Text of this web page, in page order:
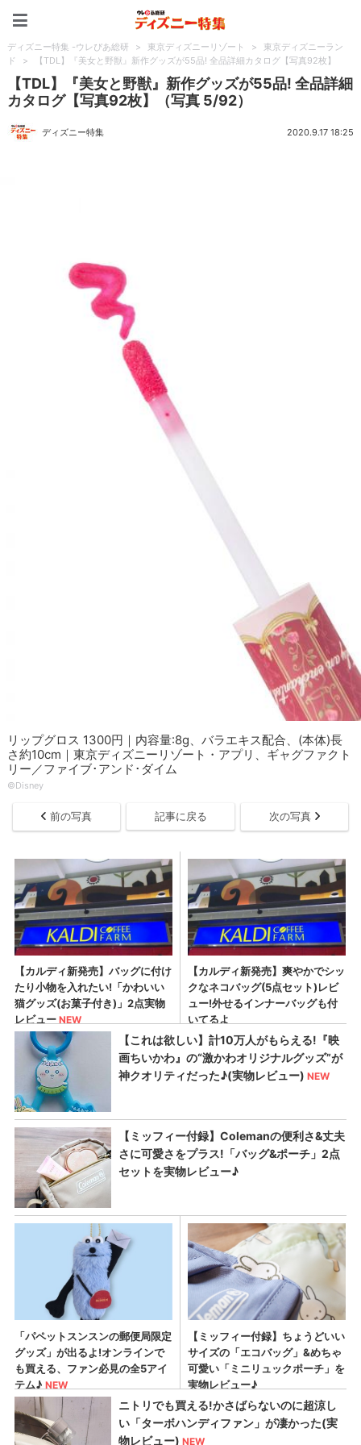
ディズニー特集 -ウレぴあ総研 > 東京ディズニーリゾート >
東京ディズニーラン
ド
> 【TDL】『美女と野獣』新作グッズが55品! 全品詳細カタログ【写真92枚】
【TDL】『美女と野獣』新作グッズが55品! 全品詳細
カタログ【写真92枚】（写真 5/92）
ディズニー特集 2020.9.17 18:25
リップグロス 1300円｜内容量:8g、バラエキス配合、(本体)長
さ約10cm｜東京ディズニーリゾート・アプリ、ギャグファクト
リー／ファイブ･アンド･ダイム
©︎Disney
前の写真 記事に戻る 次の写真